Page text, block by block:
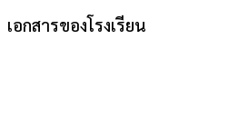
เอกสารของโรงเรียน